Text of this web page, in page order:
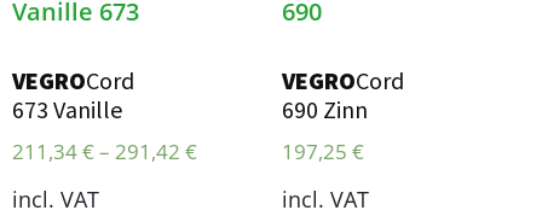
VEGROCord
673 Vanille
211,34€ – 291,42 €
incl. VAT
VEGROCord
690 Zinn
197,25 €
incl. VAT